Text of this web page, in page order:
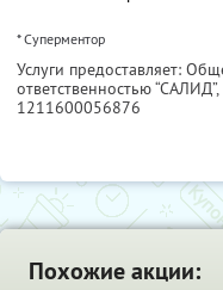
* Суперментор
Услуги предоставляет:
ответственностью “САЛИД”,
1211600056876
Похожие акции: